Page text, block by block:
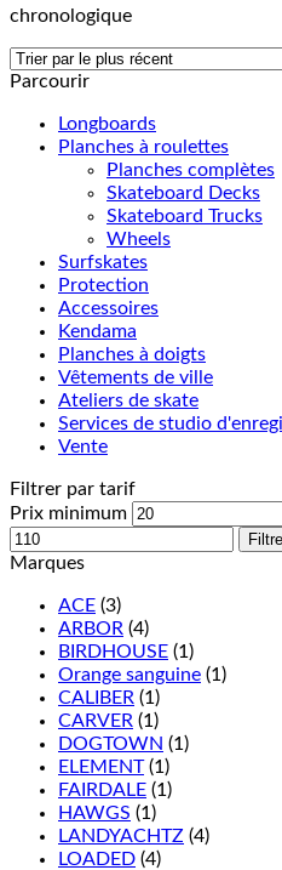
chronologique
Parcourir
Longboards
Planches à roulettes
Planches complètes
Skateboard Decks
Skateboard Trucks
Wheels
Surfskates
Protection
Accessoires
Kendama
Planches à doigts
Vêtements de ville
Ateliers de skate
Services de studio
Vente
Filtrer par tarif
Prix minimum
Filtre
Marques
ACE (3)
ARBOR (4)
BIRDHOUSE (1)
Orange sanguine (1)
CALIBER (1)
CARVER (1)
DOGTOWN (1)
ELEMENT (1)
FAIRDALE (1)
HAWGS (1)
LANDYACHTZ (4)
LOADED (4)